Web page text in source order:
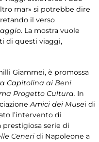
mar» si potrebbe dire
il verso
. La mostra vuole
di questi viaggi,
Giammei, è promossa
Capitolina ai Beni
Progetto Cultura. In
Amici dei Musei di
l’intervento di
serie di
Ceneri di Napoleone a